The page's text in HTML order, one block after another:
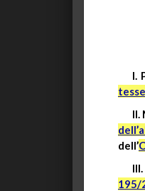
I.
II.
dell’
195/